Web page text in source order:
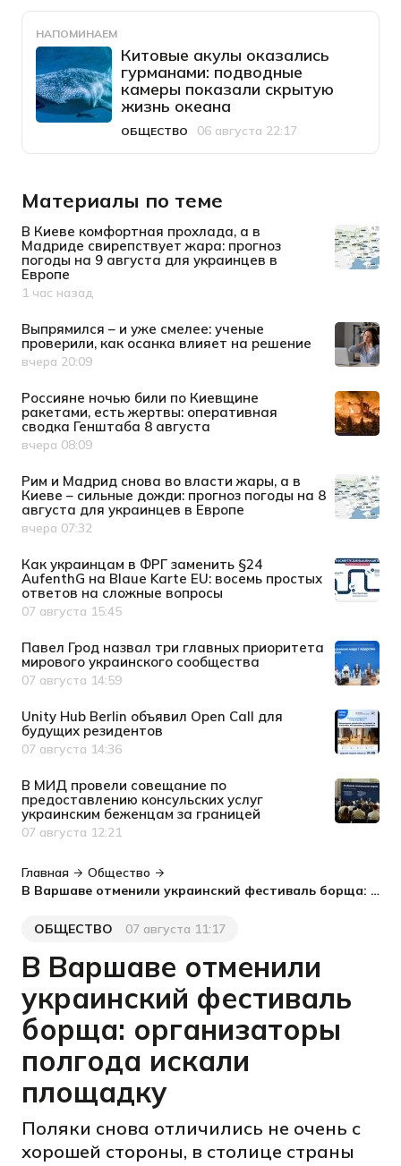
НАПОМИНАЕМ
Китовые акулы оказались
гурманами: подводные
камеры показали скрытую
жизнь океана
Категория
ОБЩЕСТВО
Дата публикации
06 августа 22:17
Материалы по теме
В Киеве комфортная прохлада, а в
Мадриде свирепствует жара: прогноз
погоды на 9 августа для украинцев в
Европе
Дата публикации
1 час назад
Выпрямился – и уже смелее: ученые
проверили, как осанка влияет на решение
Дата публикации
вчера 20:09
Россияне ночью били по Киевщине
ракетами, есть жертвы: оперативная
сводка Генштаба 8 августа
Дата публикации
вчера 08:09
Рим и Мадрид снова во власти жары, а в
Киеве – сильные дожди: прогноз погоды на 8
августа для украинцев в Европе
Дата публикации
вчера 07:32
Как украинцам в ФРГ заменить §24
AufenthG на Blaue Karte EU: восемь простых
ответов на сложные вопросы
Дата публикации
07 августа 15:45
Павел Грод назвал три главных приоритета
мирового украинского сообщества
Дата публикации
07 августа 14:59
Unity Hub Berlin объявил Open Call для
будущих резидентов
Дата публикации
07 августа 14:36
В МИД провели совещание по
предоставлению консульских услуг
украинским беженцам за границей
Дата публикации
07 августа 12:21
Главная
Общество
В Варшаве отменили украинский фестиваль борща: организаторы полгода искали площадку
Категория
ОБЩЕСТВО
Дата публикации07 августа 11:17
В Варшаве отменили
украинский фестиваль
борща: организаторы
полгода искали
площадку
Поляки снова отличились не очень с
хорошей стороны, в столице страны